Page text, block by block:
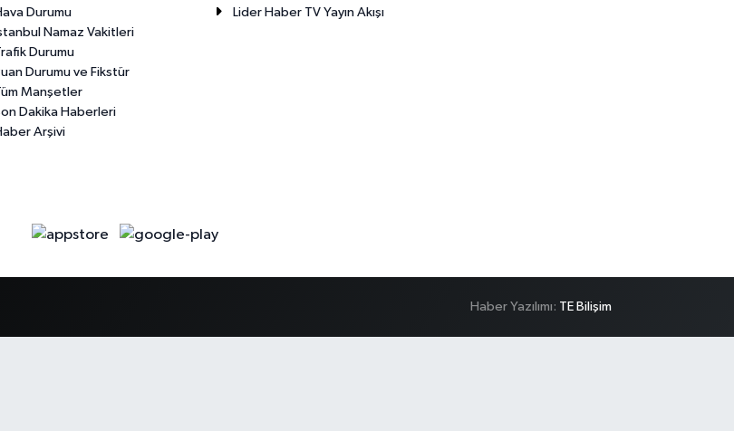
Durumu
Namaz Vakitleri
Durumu
Durumu ve Fikstür
Manşetler
Dakika Haberleri
Arşivi
Lider Haber TV Yayın Akışı
Haber Yazılımı: TE Bilişim